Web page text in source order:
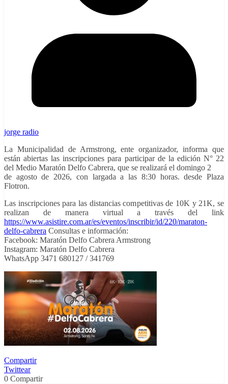
jorge radio
La Municipalidad de Armstrong, ente organizador, informa que
están abiertas las inscripciones para participar de la edición N° 22
del Medio Maratón Delfo Cabrera, que se realizará el domingo 2
de agosto de 2026, con largada a las 8:30 horas. desde Plaza
Flotron.
Las inscripciones para las distancias competitivas de 10K y 21K, se
realizan de manera virtual a través del link
https://www.asistire.com.ar/es/eventos/inscribir/id/220/maraton-
delfo-cabrera Consultas e información:
Facebook: Maratón Delfo Cabrera Armstrong
Instagram: Maratón Delfo Cabrera
WhatsApp 3471 680127 / 341769
Compartir
Twittear
0 Compartir